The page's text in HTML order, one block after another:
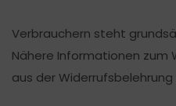
Verbrauchern steht
Nähere Informationen zum
aus der